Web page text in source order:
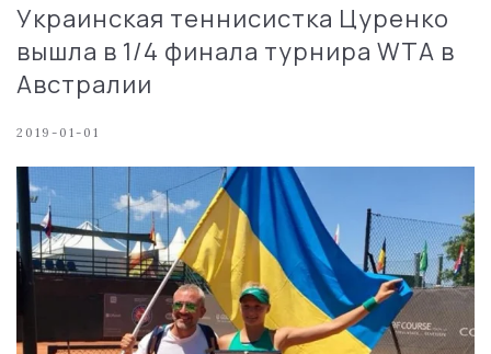
Украинская теннисистка Цуренко
вышла в 1/4 финала турнира WTA в
Австралии
2019-01-01